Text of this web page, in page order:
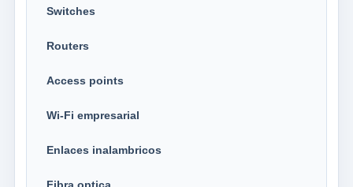
Switches
Routers
Access points
Wi-Fi empresarial
Enlaces inalambricos